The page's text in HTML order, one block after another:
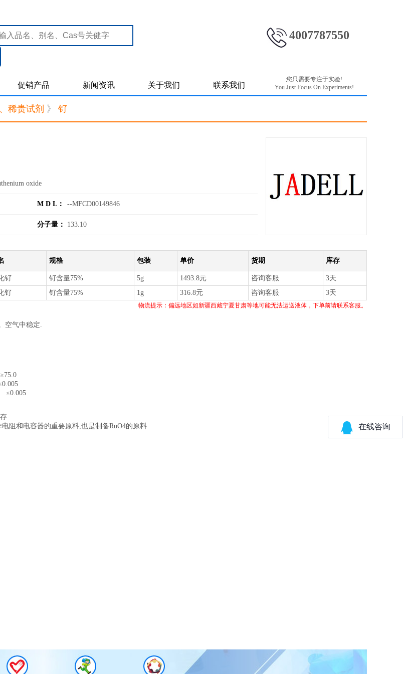
4007787550
促销产品 新闻资讯 关于我们 联系我们
您只需要专注于实验!
You Just Focus On Experiments!
稀贵试剂 》 钌
oxide
M D L： --MFCD00149846
分子量： 133.10
规格 包装 单价 货期 库存
钌 钌含量75% 5g 1493.8元 咨询客服
3天
钌 钌含量75% 1g 316.8元 咨询客服 3天
物流提示：偏远地区如新疆西藏宁夏甘肃等地可能无法运送液体，下单前请联系客服。
空气中稳定.
阻和电容器的重要原料,也是制备RuO4的原料